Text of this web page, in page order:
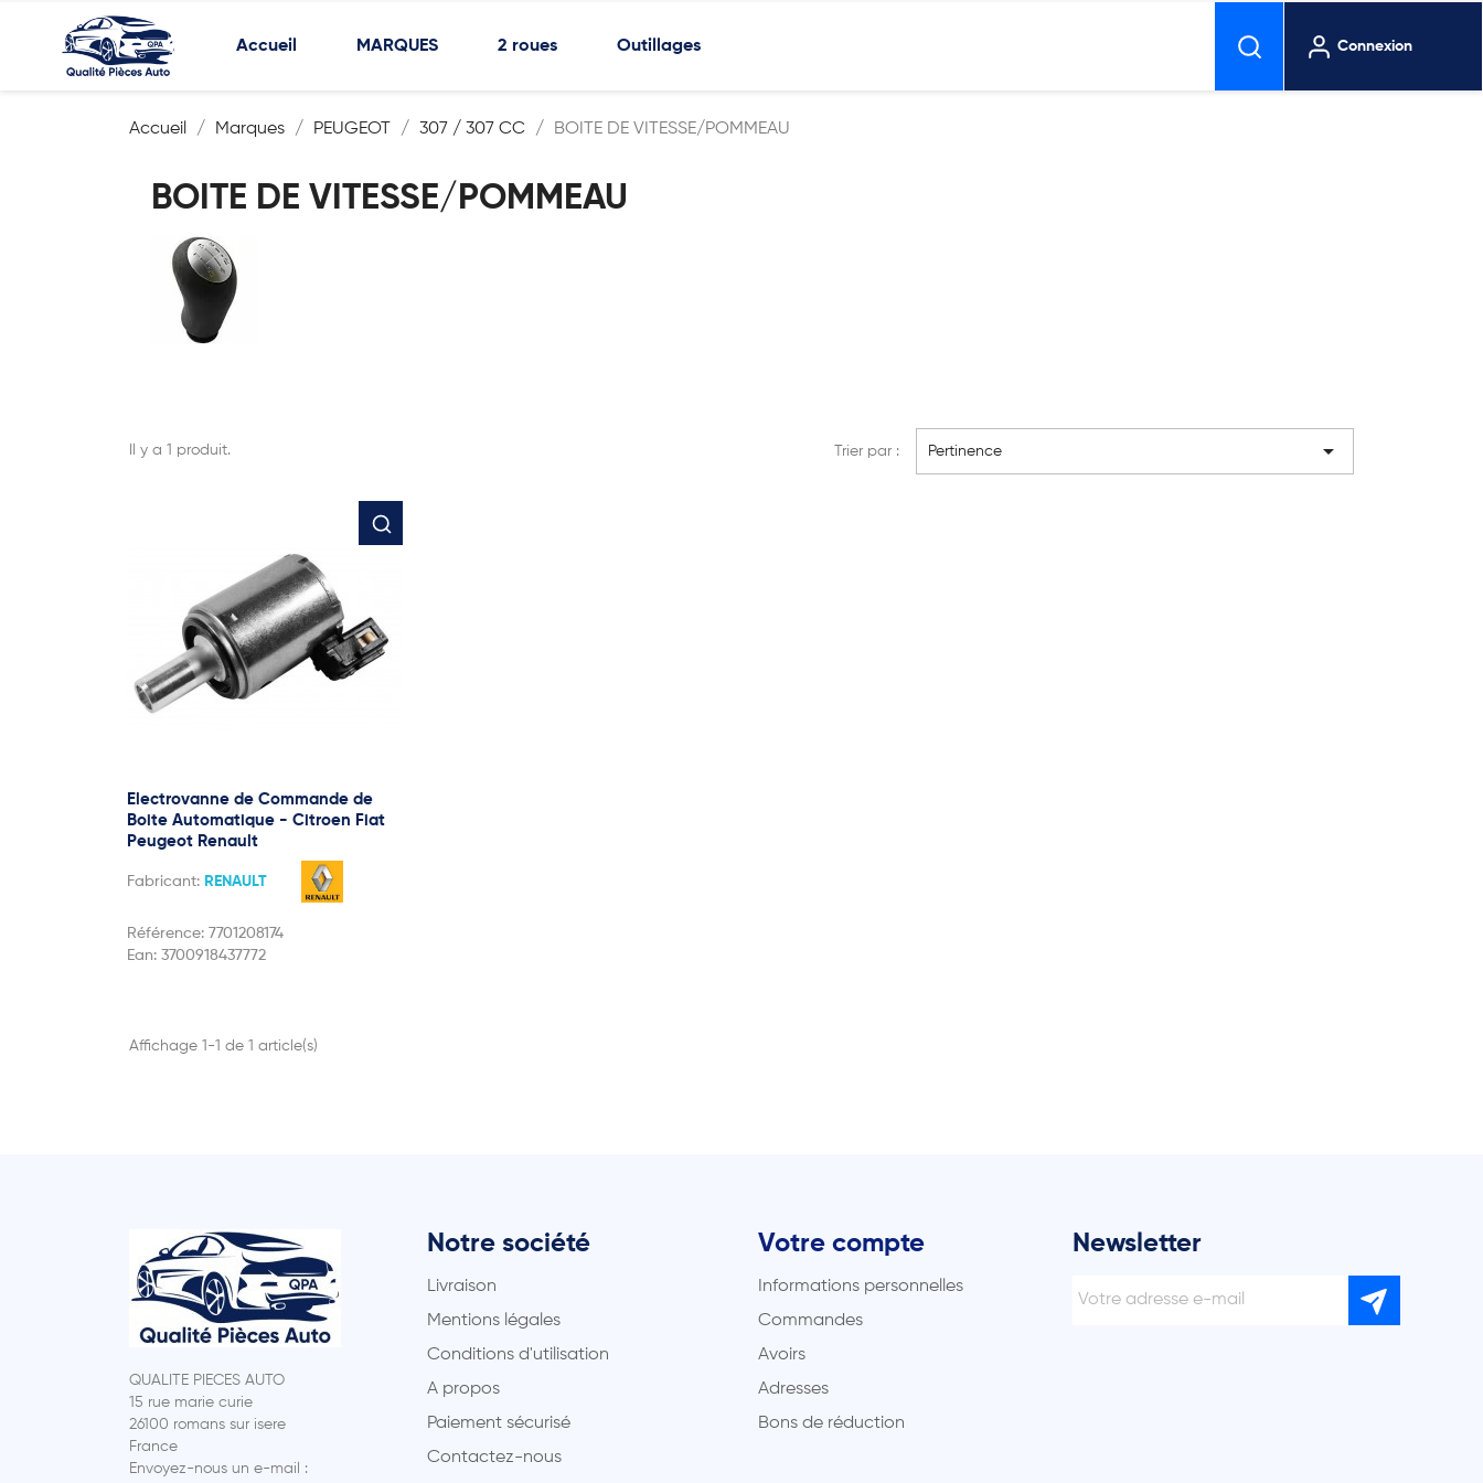
Accueil MARQUES 2 roues Outillages Connexion
Accueil Marques PEUGEOT 307 / 307 CC BOITE DE VITESSE/POMMEAU
BOITE DE VITESSE/POMMEAU
Il y a 1 produit. Trier par : Pertinence 
Electrovanne de Commande de
Boite Automatique - Citroen Fiat
Peugeot Renault
Fabricant: RENAULT
Référence: 7701208174
Ean: 3700918437772
Affichage 1-1 de 1 article(s)
QUALITE PIECES AUTO
15 rue marie curie
26100 romans sur isere
France
Envoyez-nous un e-mail :
Notre société
Livraison
Mentions légales
Conditions d'utilisation
A propos
Paiement sécurisé
Contactez-nous
Votre compte
Informations personnelles
Commandes
Avoirs
Adresses
Bons de réduction
Newsletter